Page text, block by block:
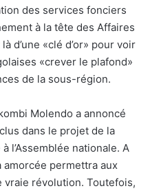
des services fonciers
à la tête des Affaires
d’une «clé d’or» pour voir
«crever le plafond»
de la sous-région.
Molendo a annoncé
dans le projet de la
l’Assemblée nationale. A
permettra aux
révolution. Toutefois,